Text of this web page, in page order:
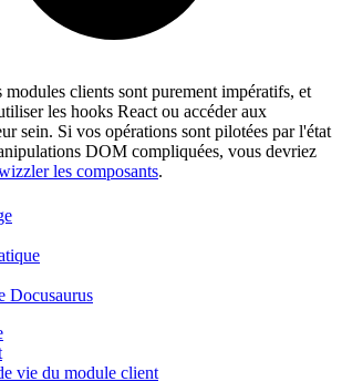
modules clients sont purement impératifs, et
les hooks React ou accéder aux
sein. Si vos opérations sont pilotées par l'état
DOM compliquées, vous devriez
les composants.
Docusaurus
vie du module client